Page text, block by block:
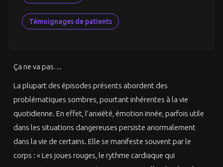
Témoignages de patients
Ça ne va pas…
La plupart des épisodes présents abordent des
problématiques sombres, pourtant inhérentes à la vie
quotidienne. En effet, l’anxiété, émotion innée, parfois utile
dans les situations dangereuses persiste anormalement
dans la vie de certains. Elle se manifeste souvent par le
corps : « Les joues rouges, le rythme cardiaque qui